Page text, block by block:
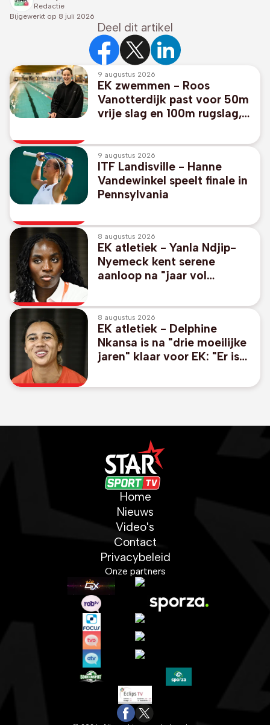
Redactie
Bijgewerkt op 8 juli 2026
Deel dit artikel
9 augustus 2026
EK zwemmen - Roos
Vanotterdijk past voor 50m
vrije slag en 100m rugslag,
estafetteteam
9 augustus 2026
ITF Landisville - Hanne
Vandewinkel speelt finale in
Pennsylvania
8 augustus 2026
EK atletiek - Yanla Ndjip-
Nyemeck kent serene
aanloop na "jaar vol
8 augustus 2026
EK atletiek - Delphine
Nkansa is na "drie moeilijke
jaren" klaar voor EK: "Er is
Home
Nieuws
Video's
Contact
Privacybeleid
Onze partners